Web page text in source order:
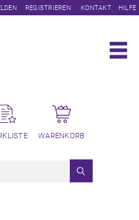
Navigation
überspringen
REGISTRIEREN KONTAKT HILFE
WARENKORB